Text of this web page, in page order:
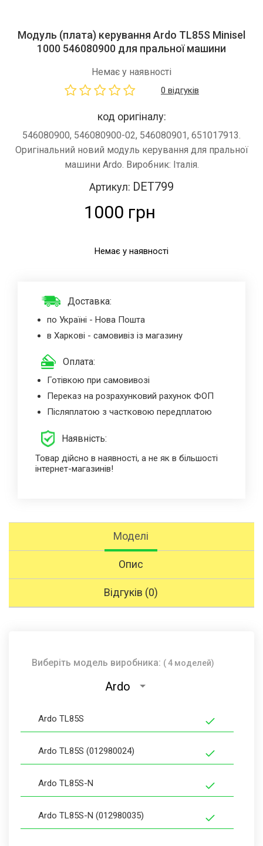
Модуль (плата) керування Ardo TL85S Minisel
1000 546080900 для пральної машини
Немає у наявності
0 відгуків
код оригіналу:
546080900, 546080900-02, 546080901, 651017913.
Оригінальний новий модуль керування для пральної
машини Ardo. Виробник: Італія.
Артикул: DET799
1000 грн
Немає у наявності
Доставка:
по Україні - Нова Пошта
в Харкові - самовивіз із магазину
Оплата:
Готівкою при самовивозі
Переказ на розрахунковий рахунок ФОП
Післяплатою з частковою передплатою
Наявність:
Товар дійсно в наявності, а не як в більшості
інтернет-магазинів!
Моделі
Опис
Відгуків (0)
Виберіть модель виробника: ( 4 моделей)
Ardo
Ardo TL85S
Ardo TL85S (012980024)
Ardo TL85S-N
Ardo TL85S-N (012980035)